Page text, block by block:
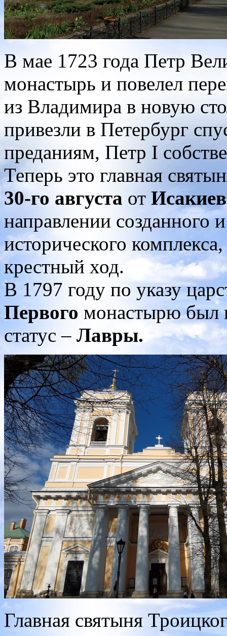
В мае 1723 года Петр
монастырь и повелел
из Владимира в новую
привезли в Петербург
преданиям, Петр I
Теперь это главная
30-го августа от
направлении созданного
исторического
крестный ход.
В 1797 году по указу
Первого монастырю был
статус – Лавры.
Главная святыня